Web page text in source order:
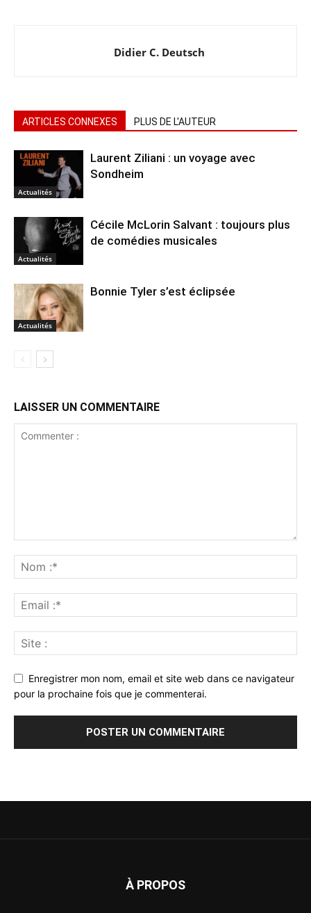
Didier C. Deutsch
ARTICLES CONNEXES PLUS DE L'AUTEUR
Actualités
Laurent Ziliani : un voyage avec
Sondheim
Actualités
Cécile McLorin Salvant : toujours plus
de comédies musicales
Actualités
Bonnie Tyler s’est éclipsée
LAISSER UN COMMENTAIRE
Enregistrer mon nom, email et site web dans ce navigateur
pour la prochaine fois que je commenterai.
À PROPOS